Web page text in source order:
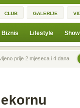
CLUB GALERIJE
Biznis Lifestyle
prije 2 mjeseca i 4 dana